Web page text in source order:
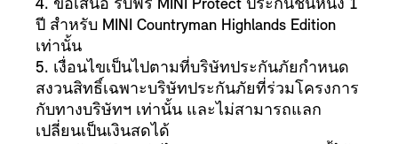
4. ข้อเสนอ รับฟรี MINI Protect ประกันชั้นหนึ่ง 1
ปี สำหรับ MINI Countryman Highlands Edition
เท่านั้น
5. เงื่อนไขเป็นไปตามที่บริษัทประกันภัยกำหนด
สงวนสิทธิ์เฉพาะบริษัทประกันภัยที่ร่วมโครงการ
กับทางบริษัทฯ เท่านั้น และไม่สามารถแลก
เปลี่ยนเป็นเงินสดได้